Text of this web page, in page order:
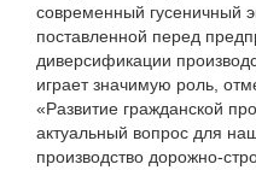
современный гусеничный
поставленной перед
диверсификации
играет значимую роль,
«Развитие гражданской
актуальный вопрос для
производство дорожно-